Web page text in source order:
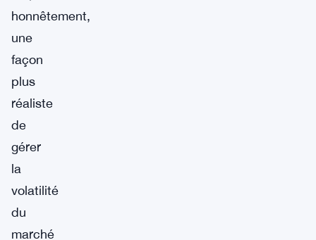
honnêtement,
une
façon
plus
réaliste
de
gérer
la
volatilité
du
marché